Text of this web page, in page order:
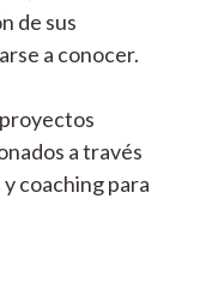
de sus
a conocer.
a través
coaching para